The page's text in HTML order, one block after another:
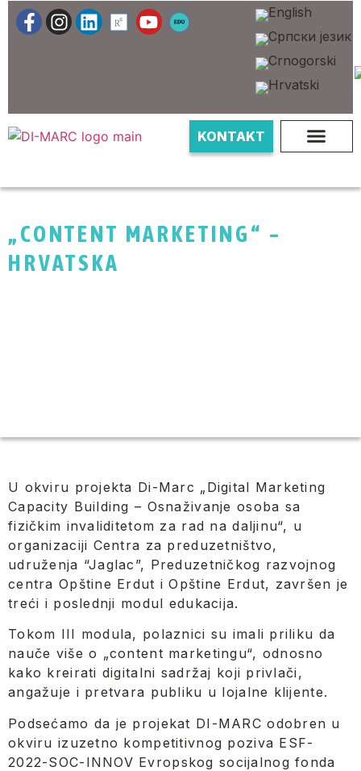
KONTAKT
„CONTENT MARKETING“ –
HRVATSKA
U okviru projekta Di-Marc „Digital Marketing
Capacity Building – Osnaživanje osoba sa
fizičkim invaliditetom za rad na daljinu“, u
organizaciji Centra za preduzetništvo,
udruženja “Jaglac”, Preduzetničkog razvojnog
centra Opštine Erdut i Opštine Erdut, završen je
treći i poslednji modul edukacija.
Tokom III modula, polaznici su imali priliku da
nauče više o „content marketingu“, odnosno
kako kreirati digitalni sadržaj koji privlači,
angažuje i pretvara publiku u lojalne klijente.
Podsećamo da je projekat DI-MARC odobren u
okviru izuzetno kompetitivnog poziva ESF-
2022-SOC-INNOV Evropskog socijalnog fonda